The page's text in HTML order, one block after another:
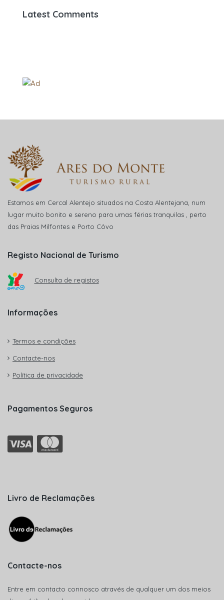
Latest Comments
Estamos em Cercal Alentejo situados na Costa Alentejana, num
lugar muito bonito e sereno para umas férias tranquilas , perto
das Praias Milfontes e Porto Côvo
Registo Nacional de Turismo
Consulta de registos
Informações
Termos e condições
Contacte-nos
Política de privacidade
Pagamentos Seguros
Livro de Reclamações
Contacte-nos
Entre em contacto connosco através de qualquer um dos meios